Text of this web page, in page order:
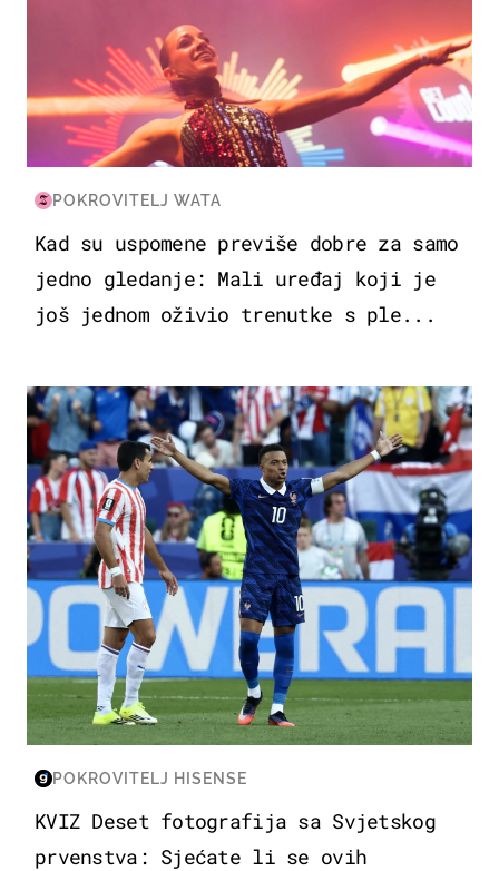
POKROVITELJ WATA
Kad su uspomene previše dobre za samo
jedno gledanje: Mali uređaj koji je
još jednom oživio trenutke s ple...
SVJETSKO PRVENSTVO 2026
POKROVITELJ HISENSE
KVIZ Deset fotografija sa Svjetskog
prvenstva: Sjećate li se ovih